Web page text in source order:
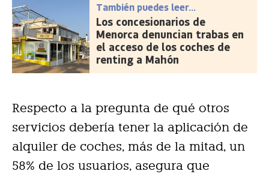
También puedes leer...
Los concesionarios de
Menorca denuncian trabas en
el acceso de los coches de
renting a Mahón
Respecto a la pregunta de qué otros
servicios debería tener la aplicación de
alquiler de coches, más de la mitad, un
58% de los usuarios, asegura que